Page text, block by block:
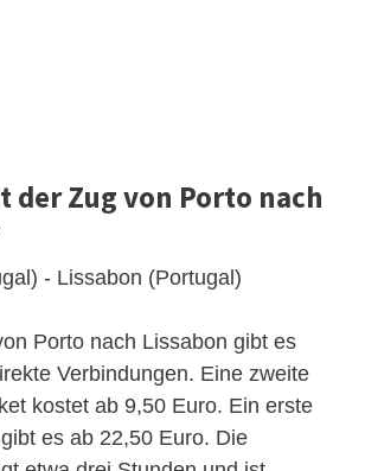
der Zug von Porto nach
- Lissabon (Portugal)
Porto nach Lissabon gibt es
Verbindungen. Eine zweite
kostet ab 9,50 Euro. Ein erste
es ab 22,50 Euro. Die